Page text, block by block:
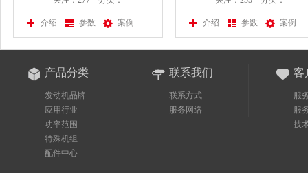
司采购一台斗山发电机组
介绍 参数 案例
在我公司采购一台斗山发
组
介绍 参数 案例
产品分类
发动机品牌
应用行业
功率范围
特殊机组
配件中心
联系我们
联系方式
服务网络
客
服
服
技